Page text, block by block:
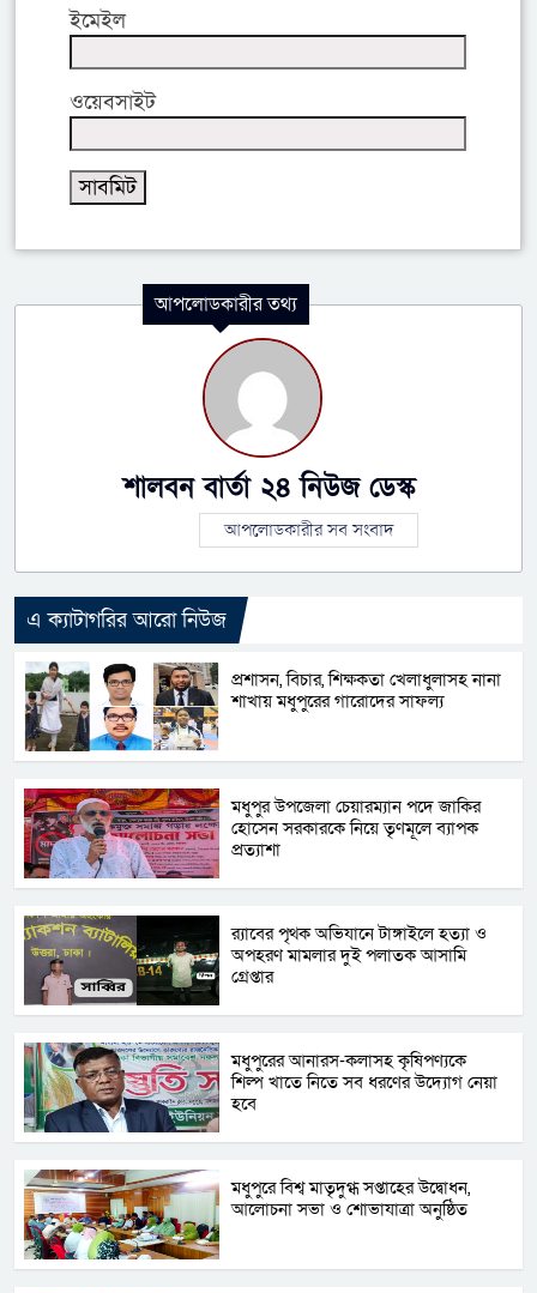
ইমেইল
ওয়েবসাইট
আপলোডকারীর তথ্য
শালবন বার্তা ২৪ নিউজ ডেস্ক
আপলোডকারীর সব সংবাদ
এ ক্যাটাগরির আরো নিউজ
প্রশাসন, বিচার, শিক্ষকতা খেলাধুলাসহ নানা
শাখায় মধুপুরের গারোদের সাফল্য
মধুপুর উপজেলা চেয়ারম্যান পদে জাকির
হোসেন সরকারকে নিয়ে তৃণমূলে ব্যাপক
প্রত্যাশা
র‌্যাবের পৃথক অভিযানে টাঙ্গাইলে হত্যা ও
অপহরণ মামলার দুই পলাতক আসামি
গ্রেপ্তার
মধুপুরের আনারস-কলাসহ কৃষিপণ্যকে
শিল্প খাতে নিতে সব ধরণের উদ্যোগ নেয়া
হবে
মধুপুরে বিশ্ব মাতৃদুগ্ধ সপ্তাহের উদ্বোধন,
আলোচনা সভা ও শোভাযাত্রা অনুষ্ঠিত